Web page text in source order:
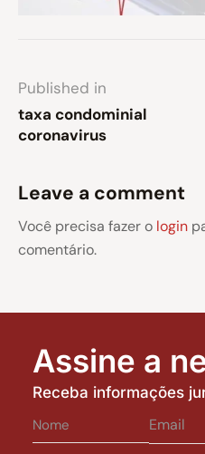
Published in
taxa condominial
coronavirus
Leave a comment
Você precisa fazer o login
comentário.
Assine a
Receba informações